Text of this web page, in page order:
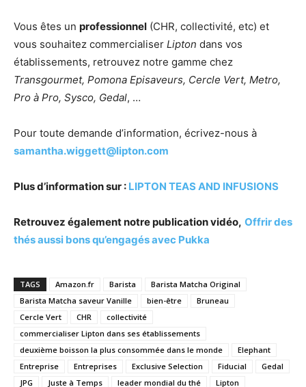
Vous êtes un professionnel (CHR, collectivité, etc) et
vous souhaitez commercialiser Lipton dans vos
établissements, retrouvez notre gamme chez
Transgourmet, Pomona Episaveurs, Cercle Vert, Metro,
Pro à Pro, Sysco, Gedal, …
Pour toute demande d’information, écrivez-nous à
samantha.wiggett@lipton.com
Plus d’information sur : LIPTON TEAS AND INFUSIONS
Retrouvez également notre publication vidéo, Offrir des
thés aussi bons qu’engagés avec Pukka
TAGS Amazon.fr Barista
Barista Matcha Original
Barista Matcha saveur Vanille
bien-être
Bruneau
Cercle Vert
CHR
collectivité
commercialiser Lipton dans ses établissements
deuxième boisson la plus consommée dans le monde
Elephant
Entreprise
Entreprises Exclusive Selection Fiducial
Gedal
JPG
Juste à Temps leader mondial du thé
Lipton